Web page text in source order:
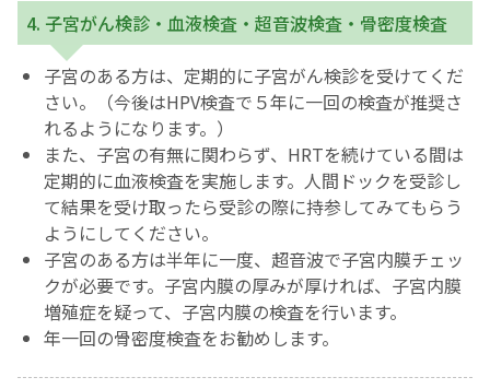
4. 子宮がん検診・血液検査・超音波検査・骨密度検査
子宮のある方は、定期的に子宮がん検診を受けてくだ
さい。（今後はHPV検査で５年に一回の検査が推奨さ
れるようになります。）
また、子宮の有無に関わらず、HRTを続けている間は
定期的に血液検査を実施します。人間ドックを受診し
て結果を受け取ったら受診の際に持参してみてもらう
ようにしてください。
子宮のある方は半年に一度、超音波で子宮内膜チェッ
クが必要です。子宮内膜の厚みが厚ければ、子宮内膜
増殖症を疑って、子宮内膜の検査を行います。
年一回の骨密度検査をお勧めします。